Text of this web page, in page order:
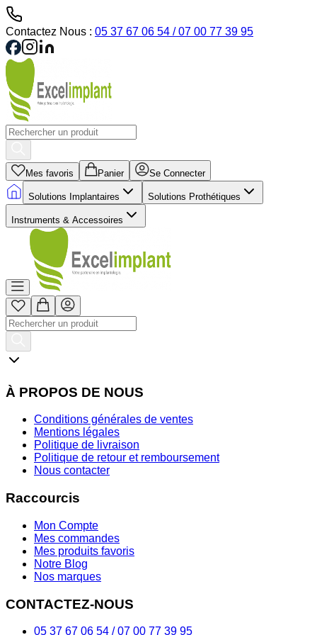
Contactez Nous : 05 37 67 06 54 / 07 00 77 39 95
Mes favoris Panier Se Connecter
Solutions Implantaires Solutions Prothétiques
Instruments & Accessoires
À PROPOS DE NOUS
Conditions générales de ventes
Mentions légales
Politique de livraison
Politique de retour et remboursement
Nous contacter
Raccourcis
Mon Compte
Mes commandes
Mes produits favoris
Notre Blog
Nos marques
CONTACTEZ-NOUS
05 37 67 06 54 / 07 00 77 39 95